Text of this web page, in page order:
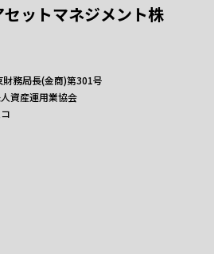
ットマネジメント株
務局長(金商)第301号
資産運用業協会